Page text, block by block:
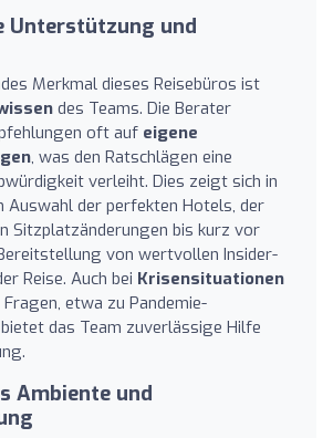
Unterstützung und
Merkmal dieses Reisebüros ist
des Teams. Die Berater
oft auf eigene
, was den Ratschlägen eine
verleiht. Dies zeigt sich in
der perfekten Hotels, der
Sitzplatzänderungen bis kurz vor
von wertvollen Insider-
Reise. Auch bei Krisensituationen
etwa zu Pandemie-
das Team zuverlässige Hilfe
Ambiente und